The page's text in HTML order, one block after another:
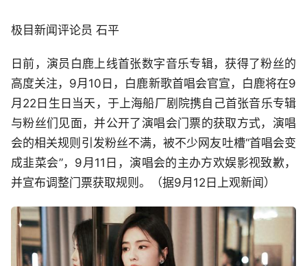
极目新闻评论员 石平
日前，演员白鹿上线首张数字音乐专辑，获得了粉丝的
高度关注，9月10日，白鹿新歌首唱会官宣，白鹿将在9
月22日生日当天，于上海船厂剧院携自己首张音乐专辑
与粉丝们见面，并公开了演唱会门票的获取方式，演唱
会的相关规则引发粉丝不满，被不少网友吐槽“首唱会变
成韭菜会”，9月11日，演唱会的主办方欢娱影视致歉，
并宣布调整门票获取规则。（据9月12日上观新闻）